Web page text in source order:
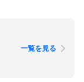
一覧を見る